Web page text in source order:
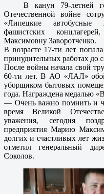
В канун 79-летней
Отечественной войне
«Липецкие автобусные
фашистских
Максимовну Заворотченко.
В возрасте 17-ти лет
принудительных работах до
После войны начала свой
60-ти лет. В АО «ЛАЛ»
уборщиком бытовых
года. Награждена медалью
— Очень важно помнить и
время Великой
уважения, сегодня
предприятия Марию
долгих и счастливых лет
отметил генеральный
Соколов.